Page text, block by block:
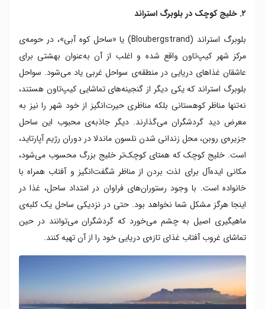
۲. خلیج کوچک در بلوبرگ استراند
بلوبرگ استراند (Bloubergstrand) یا «ساحل کوه آبی»، در حومه‌ی
مرکز شهر کیپ‌تاون واقع شده و اغلب از آن به‌عنوان بهشتی برای
عاشقان غذاهای دریایی در منطقه‌ی سواحل غربی یاد می‌شود. سواحل
بلوبرگ استراند که یکی دیگر از گنجینه‌های تماشایی کیپ‌تاون هستند،
نه‌تنها مناظر کوهستانی بلکه مناظری حیرت‌انگیز از خود شهر را نیز به
معرض دید گردشگران می‌گذارند. دیگر جاذبه‌ی محبوب این ساحل
جزیره‌ی روبن، محل زندانی شدن نلسون ماندلا در دوران رژیم آپارتاید،
است. خلیج کوچک که همتای کوچک‌تر خلیج بزرگ محسوب می‌شود،
مکانی ایده‌آل برای لذت بردن از مناظر شگفت‌انگیز و آفتاب همراه با
خانواده است. با وجود رستوران‌های فراوان در امتداد ساحل، غذا در
اینجا هرگز مشکل شما نخواهد بود. حتی در نزدیکی ساحل یک کلبه‌ی
ماهیگیری اصیل به چشم می‌خورد که گردشگران می‌توانند در حین
تماشای غروب آفتاب غذای تازه‌ی دریایی خود را از آن تهیه کنند.